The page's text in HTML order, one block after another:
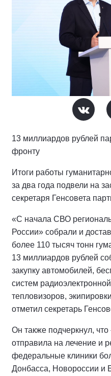
13 миллиардов рублей
фронту
Итоги работы
за два года подвели на
секретаря Генсовета
«С начала СВО
России» собрали и
более 110 тысяч тонн
13 миллиардов рублей
закупку автомобилей,
систем
тепловизоров,
отметил секретарь
Он также подчеркнул,
отправила на лечение и
федеральные клиники
Донбасса, Новороссии и